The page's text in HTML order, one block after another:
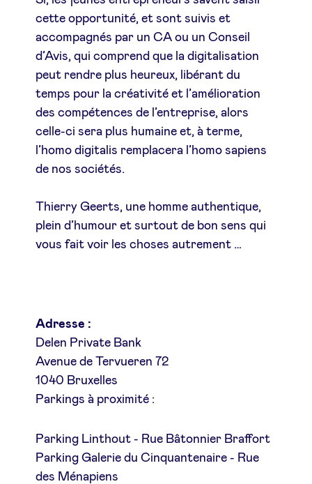
cette opportunité, et sont suivis et
accompagnés par un CA ou un Conseil
d’Avis, qui comprend que la digitalisation
peut rendre plus heureux, libérant du
temps pour la créativité et l’amélioration
des compétences de l’entreprise, alors
celle-ci sera plus humaine et, à terme,
l’homo digitalis remplacera l’homo sapiens
de nos sociétés.
Thierry Geerts, une homme authentique,
plein d’humour et surtout de bon sens qui
vous fait voir les choses autrement …
Adresse :
Delen Private Bank
Avenue de Tervueren 72
1040 Bruxelles
Parkings à proximité :
Parking Linthout - Rue Bâtonnier Braffort
Parking Galerie du Cinquantenaire - Rue
des Ménapiens